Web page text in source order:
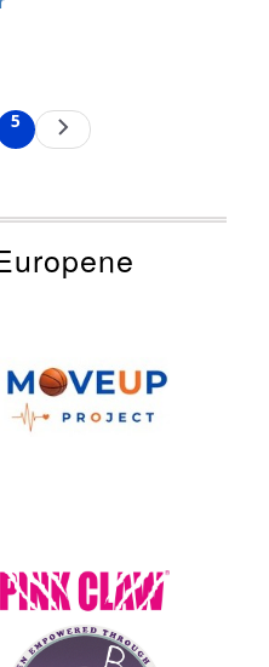
Current
page
5
Next
page